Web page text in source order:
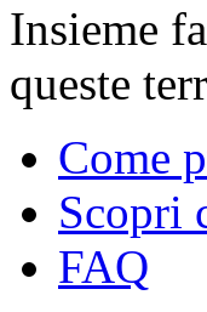
Insieme
queste
Come
Scopri
FAQ